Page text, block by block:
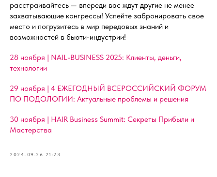
расстраивайтесь — впереди вас ждут другие не менее
захватывающие конгрессы! Успейте забронировать свое
место и погрузитесь в мир передовых знаний и
возможностей в бьюти-индустрии!
28 ноября | NAIL-BUSINESS 2025: Клиенты, деньги,
технологии
29 ноября | 4 ЕЖЕГОДНЫЙ ВСЕРОССИЙСКИЙ ФОРУМ
ПО ПОДОЛОГИИ: Актуальные проблемы и решения
30 ноября | HAIR Business Summit: Секреты Прибыли и
Мастерства
2024-09-26 21:23